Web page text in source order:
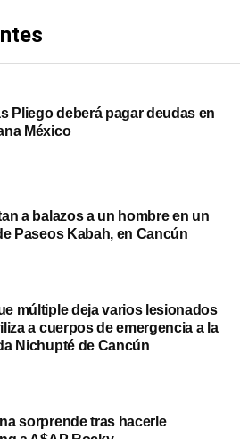
Pliego deberá pagar deudas en
México
a balazos a un hombre en un
Paseos Kabah, en Cancún
múltiple deja varios lesionados
a cuerpos de emergencia a la
Nichupté de Cancún
sorprende tras hacerle